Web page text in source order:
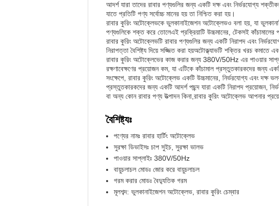
আদর্শ যারা তাদের রাবার পণ্যগুলির জন্য একটি দক্ষ এবং নির্ভরযোগ্য
যাতে প্রতিটি পণ্য সর্বোচ্চ মানের হয় তা নিশ্চিত করা হয়।
রাবার কুরিং অটোক্লেভকে ভুলকানাইজেশন অটোক্লেভও বলা হয়, যা
পণ্যগুলিকে শক্ত করে তোলেএই প্রক্রিয়াটি উচ্চমানের, টেকসই কাঁচামালের
রাবার কুরিং অটোক্লেভটি রাবার পণ্যগুলির জন্য একটি নিরাপদ এবং
নিরাপত্তা বৈশিষ্ট্য দিয়ে সজ্জিত করা হয়অটোক্ল্যাভটি শক্তির খরচ
রাবার কুরিং অটোক্লেভের কাজ করার জন্য 380V/50Hz এর পাওয়ার
রক্ষণাবেক্ষণের প্রয়োজন কম, যা এটিকে কাঁচামাল প্রস্তুতকারকদের জন্য
সংক্ষেপে, রাবার কুরিং অটোক্লেভ একটি উচ্চমানের, নির্ভরযোগ্য এবং দক্ষ
প্রস্তুতকারকদের জন্য একটি আদর্শ পছন্দ যারা একটি নিরাপদ প্রয়োজন,
বা অন্য কোন রাবার পণ্য উত্পাদন কিনা,রাবার কুরিং অটোক্লেভ আপনার
বৈশিষ্ট্যঃ
পণ্যের নামঃ রাবার হার্টিং অটোক্লেভ
সুরক্ষা ডিভাইসঃ চাপ সুইচ, সুরক্ষা ভালভ
পাওয়ার সাপ্লাইঃ 380V/50Hz
বায়ুচলাচল মোডঃ জোর করে বায়ুচলাচল
গরম করার মোডঃ বৈদ্যুতিক গরম
মূলশব্দ: ভুলকানাইজেশন অটোক্লেভ, রাবার কুরিং চেম্বার